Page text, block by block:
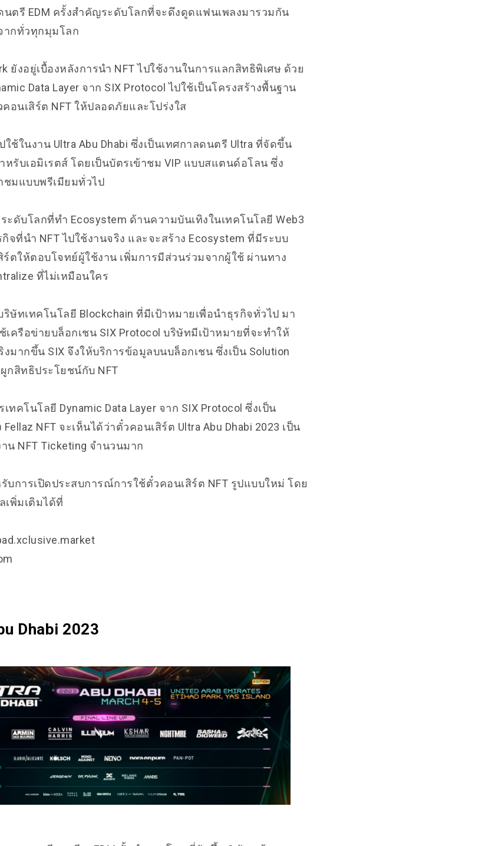
นตรี EDM ครั้งสำคัญระดับโลกที่จะดึงดูดแฟนเพลงมารวมกัน
ากทั่วทุกมุมโลก
ยังอยู่เบื้องหลังการนำ NFT ไปใช้งานในการแลกสิทธิพิเศษ ด้วย
Data Layer จาก SIX Protocol ไปใช้เป็นโครงสร้างพื้นฐาน
อนเสิร์ต NFT ให้ปลอดภัยและโปร่งใส
ใช้ในงาน Ultra Abu Dhabi ซึ่งเป็นเทศกาลดนตรี Ultra ที่จัดขึ้น
หรับเอมิเรตส์ โดยเป็นบัตรเข้าชม VIP แบบสแตนด์อโลน ซึ่ง
ชมแบบพรีเมียมทั่วไป
ะดับโลกที่ทำ Ecosystem ด้านความบันเทิงในเทคโนโลยี Web3
จที่นำ NFT ไปใช้งานจริง และจะสร้าง Ecosystem ที่มีระบบ
ตให้ตอบโจทย์ผู้ใช้งาน เพิ่มการมีส่วนร่วมจากผู้ใช้ ผ่านทาง
ที่ไม่เหมือนใคร
ริษัทเทคโนโลยี Blockchain ที่มีเป้าหมายเพื่อนำธุรกิจทั่วไป มา
เครือข่ายบล็อกเชน SIX Protocol บริษัทมีเป้าหมายที่จะทำให้
งมากขึ้น SIX จึงให้บริการข้อมูลบนบล็อกเชน ซึ่งเป็น Solution
กสิทธิประโยชน์กับ NFT
ทคโนโลยี Dynamic Data Layer จาก SIX Protocol ซึ่งเป็น
NFT จะเห็นได้ว่าตั๋วคอนเสิร์ต Ultra Abu Dhabi 2023 เป็น
น NFT Ticketing จำนวนมาก
บการเปิดประสบการณ์การใช้ตั๋วคอนเสิร์ต NFT รูปแบบใหม่ โดย
พิ่มเติมได้ที่
Dhabi 2023